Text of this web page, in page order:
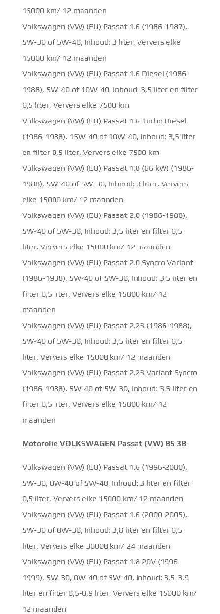
15000 km/ 12 maanden
Volkswagen (VW) (EU) Passat 1.6 (1986-1987),
5W-30 of 5W-40, Inhoud: 3 liter, Ververs elke
15000 km/ 12 maanden
Volkswagen (VW) (EU) Passat 1.6 Diesel (1986-
1988), 5W-40 of 10W-40, Inhoud: 3,5 liter en filter
0,5 liter, Ververs elke 7500 km
Volkswagen (VW) (EU) Passat 1.6 Turbo Diesel
(1986-1988), 15W-40 of 10W-40, Inhoud: 3,5 liter
en filter 0,5 liter, Ververs elke 7500 km
Volkswagen (VW) (EU) Passat 1.8 (66 kW) (1986-
1988), 5W-40 of 5W-30, Inhoud: 3 liter, Ververs
elke 15000 km/ 12 maanden
Volkswagen (VW) (EU) Passat 2.0 (1986-1988),
5W-40 of 5W-30, Inhoud: 3,5 liter en filter 0,5
liter, Ververs elke 15000 km/ 12 maanden
Volkswagen (VW) (EU) Passat 2.0 Syncro Variant
(1986-1988), 5W-40 of 5W-30, Inhoud: 3,5 liter en
filter 0,5 liter, Ververs elke 15000 km/ 12
maanden
Volkswagen (VW) (EU) Passat 2.23 (1986-1988),
5W-40 of 5W-30, Inhoud: 3,5 liter en filter 0,5
liter, Ververs elke 15000 km/ 12 maanden
Volkswagen (VW) (EU) Passat 2.23 Variant Syncro
(1986-1988), 5W-40 of 5W-30, Inhoud: 3,5 liter en
filter 0,5 liter, Ververs elke 15000 km/ 12
maanden
Motorolie VOLKSWAGEN Passat (VW) B5 3B
Volkswagen (VW) (EU) Passat 1.6 (1996-2000),
5W-30, 0W-40 of 5W-40, Inhoud: 3 liter en filter
0,5 liter, Ververs elke 15000 km/ 12 maanden
Volkswagen (VW) (EU) Passat 1.6 (2000-2005),
5W-30 of 0W-30, Inhoud: 3,8 liter en filter 0,5
liter, Ververs elke 30000 km/ 24 maanden
Volkswagen (VW) (EU) Passat 1.8 20V (1996-
1999), 5W-30, 0W-40 of 5W-40, Inhoud: 3,5-3,9
liter en filter 0,5-0,9 liter, Ververs elke 15000 km/
12 maanden